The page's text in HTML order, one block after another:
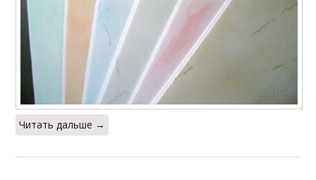
Читать дальше →